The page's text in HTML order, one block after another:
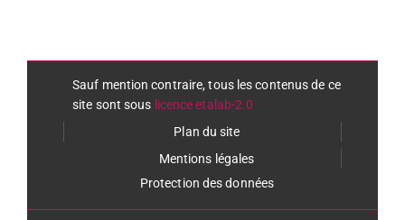
Sauf mention contraire, tous les contenus de ce
site sont sous licence etalab-2.0
Plan du site
Mentions légales
Protection des données